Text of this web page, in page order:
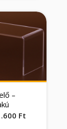
–
Ft